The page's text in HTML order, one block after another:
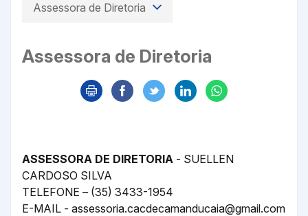
Assessora de Diretoria
Assessora de Diretoria
ASSESSORA DE DIRETORIA - SUELLEN
CARDOSO SILVA
TELEFONE – (35) 3433-1954
E-MAIL - assessoria.cacdecamanducaia@gmail.com